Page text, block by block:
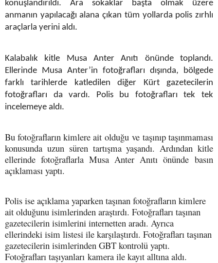
konuşlandırıldı. Ara sokaklar başta olmak üzere
anmanın yapılacağı alana çıkan tüm yollarda polis zırhlı
araçlarla yerini aldı.
Kalabalık kitle Musa Anter Anıtı önünde toplandı.
Ellerinde Musa Anter’in fotoğrafları dışında, bölgede
farklı tarihlerde katledilen diğer Kürt gazetecilerin
fotoğrafları da vardı. Polis bu fotoğrafları tek tek
incelemeye aldı.
Bu fotoğrafların kimlere ait olduğu ve taşınıp taşınmaması
konusunda uzun süren tartışma yaşandı. Ardından kitle
ellerinde fotoğraflarla Musa Anter Anıtı önünde basın
açıklaması yaptı.
Polis ise açıklama yaparken taşınan fotoğrafların kimlere
ait olduğunu isimlerinden araştırdı. Fotoğrafları taşınan
gazetecilerin isimlerini internetten aradı. Ayrıca
ellerindeki isim listesi ile karşılaştırdı. Fotoğrafları taşınan
gazetecilerin isimlerinden GBT kontrolü yaptı.
Fotoğrafları taşıyanları kamera ile kayıt alltına aldı.